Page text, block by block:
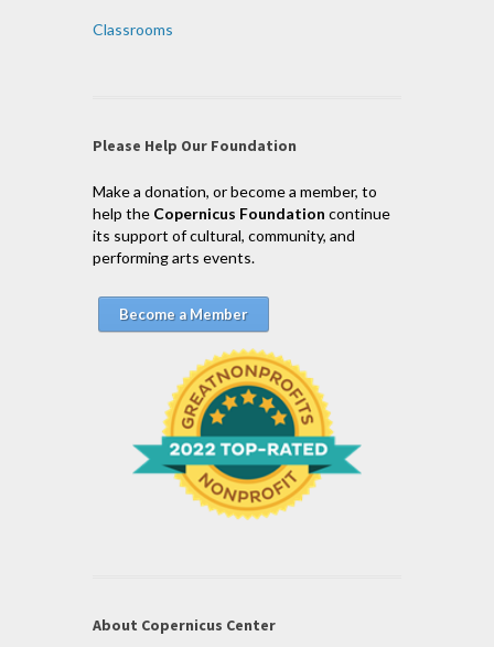
Classrooms
Please Help Our Foundation
Make a donation, or become a member, to
help the Copernicus Foundation continue
its support of cultural, community, and
performing arts events.
Become a Member
About Copernicus Center